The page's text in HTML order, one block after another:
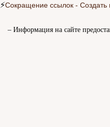
⚡Сокращение ссылок - Создать
– Информация на сайте